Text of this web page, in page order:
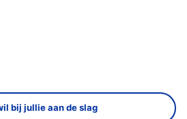
bij jullie aan de slag